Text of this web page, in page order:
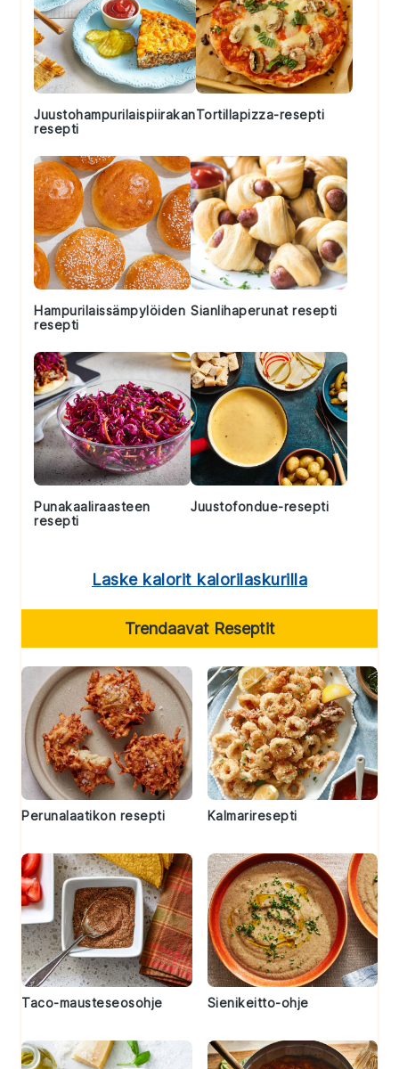
Juustohampurilaispiirakan
resepti
Tortillapizza-resepti
Hampurilaissämpylöiden
resepti
Sianlihaperunat resepti
Punakaaliraasteen
resepti
Juustofondue-resepti
Laske kalorit kalorilaskurilla
Trendaavat Reseptit
Perunalaatikon resepti Kalmariresepti
Taco-mausteseosohje Sienikeitto-ohje